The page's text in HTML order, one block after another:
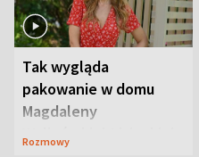
Tak wygląda
pakowanie w domu
Magdaleny
Waligórskiej-Lisieckiej.
Rozmowy